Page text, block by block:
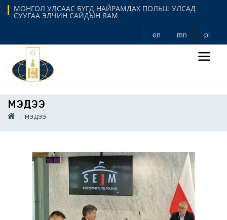
МОНГОЛ УЛСААС БҮГД НАЙРАМДАХ ПОЛЬШ УЛСАД
СУУГАА ЭЛЧИН САЙДЫН ЯАМ
en mn pl
МЭДЭЭ
МЭДЭЭ